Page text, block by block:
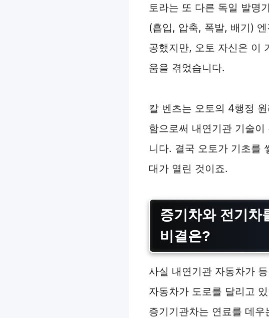
토라는 또 다른 독일 발명
(흡입, 압축, 폭발, 배기)
공했지만, 오토 자신은 이
움을 겪었습니다.
칼 벤츠는 오토의 4행정
함으로써 내연기관 기술
니다. 결국 오토가 기초를
대가 열린 것이죠.
증기차와 전기차
비결은?
사실 내연기관 자동차가
자동차가 도로를 달리고
증기기관차는 연료를 데